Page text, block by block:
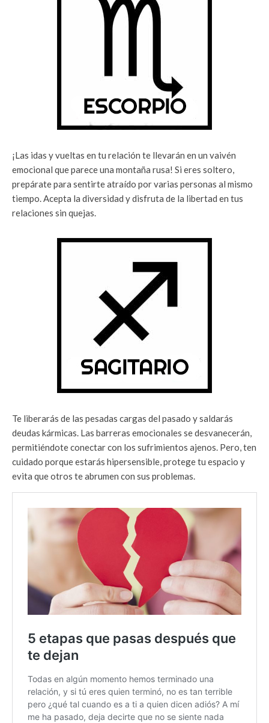
¡Las idas y vueltas en tu relación te llevarán en un vaivén
emocional que parece una montaña rusa! Si eres soltero,
prepárate para sentirte atraído por varias personas al mismo
tiempo. Acepta la diversidad y disfruta de la libertad en tus
relaciones sin quejas.
Te liberarás de las pesadas cargas del pasado y saldarás
deudas kármicas. Las barreras emocionales se desvanecerán,
permitiéndote conectar con los sufrimientos ajenos. Pero, ten
cuidado porque estarás hipersensible, protege tu espacio y
evita que otros te abrumen con sus problemas.